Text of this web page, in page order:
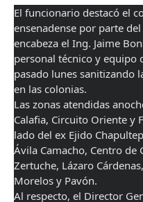
El funcionario destacó el
ensenadense por parte
encabeza el Ing. Jaime
personal técnico y equipo
pasado lunes sanitizando
en las colonias.
Las zonas atendidas
Calafia, Circuito Oriente y
lado del ex Ejido
Ávila Camacho, Centro de
Zertuche, Lázaro
Morelos y Pavón.
Al respecto, el Director